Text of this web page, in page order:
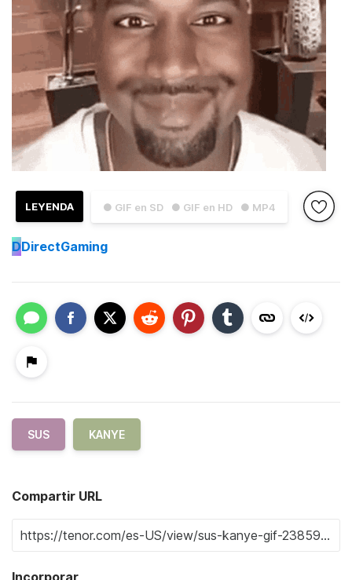
● GIF en SD ● GIF en HD ● MP4
LEYENDA
DDirectGaming
SUS KANYE
Compartir URL
Incorporar